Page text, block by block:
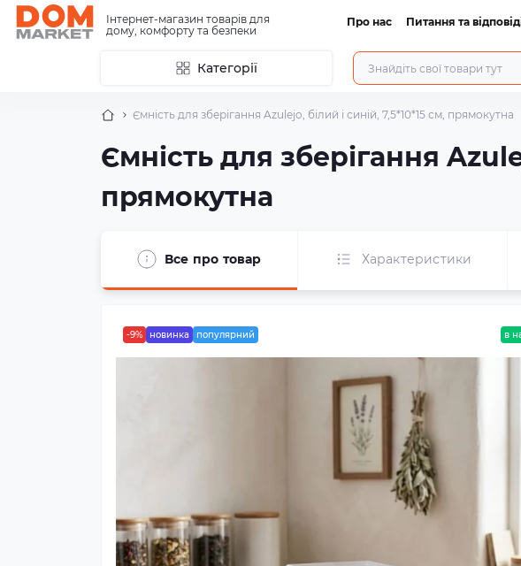
Інтернет-магазин товарів для
дому, комфорту та безпеки
Про нас Питання та
Категорії
Ємність для зберігання Azulejo, білий і синій, 7,5*10*15 см, прямокутна
Ємність для зберігання
прямокутна
Все про товар Характеристики
-9% новинка популярний в